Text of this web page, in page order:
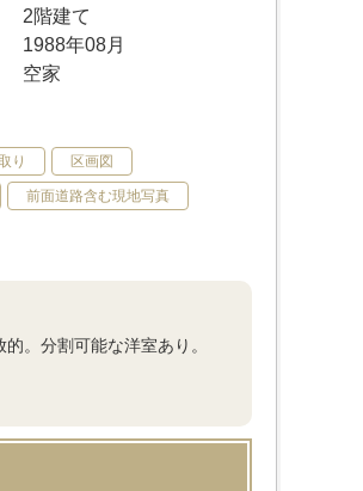
2階建て
1988年08月
空家
り 区画図
前面道路含む現地写真
。分割可能な洋室あり。